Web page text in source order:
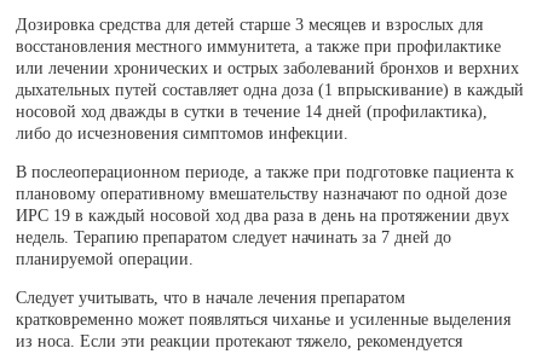
Дозировка средства для детей старше 3 месяцев и взрослых для
восстановления местного иммунитета, а также при профилактике
или лечении хронических и острых заболеваний бронхов и верхних
дыхательных путей составляет одна доза (1 впрыскивание) в каждый
носовой ход дважды в сутки в течение 14 дней (профилактика),
либо до исчезновения симптомов инфекции.
В послеоперационном периоде, а также при подготовке пациента к
плановому оперативному вмешательству назначают по одной дозе
ИРС 19 в каждый носовой ход два раза в день на протяжении двух
недель. Терапию препаратом следует начинать за 7 дней до
планируемой операции.
Следует учитывать, что в начале лечения препаратом
кратковременно может появляться чиханье и усиленные выделения
из носа. Если эти реакции протекают тяжело, рекомендуется